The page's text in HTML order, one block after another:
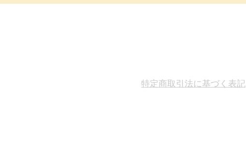
特定商取引法に基づく表記